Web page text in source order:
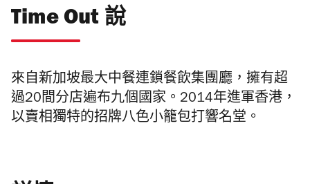
Time Out 說
來自新加坡最大中餐連鎖餐飲集團廳，擁有超
過20間分店遍布九個國家。2014年進軍香港，
以賣相獨特的招牌八色小籠包打響名堂。